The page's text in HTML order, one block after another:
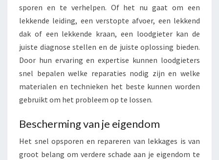
sporen en te verhelpen. Of het nu gaat om een
lekkende leiding, een verstopte afvoer, een lekkend
dak of een lekkende kraan, een loodgieter kan de
juiste diagnose stellen en de juiste oplossing bieden.
Door hun ervaring en expertise kunnen loodgieters
snel bepalen welke reparaties nodig zijn en welke
materialen en technieken het beste kunnen worden
gebruikt om het probleem op te lossen.
Bescherming van je eigendom
Het snel opsporen en repareren van lekkages is van
groot belang om verdere schade aan je eigendom te